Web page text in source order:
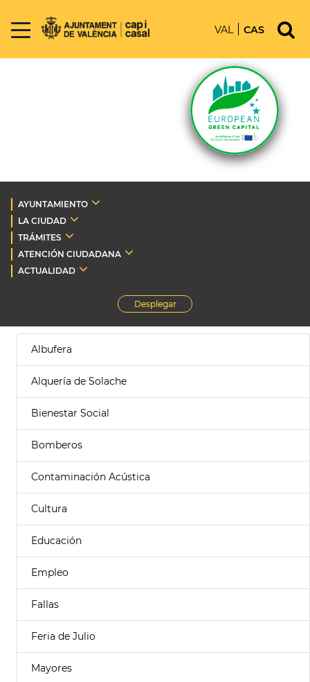
VAL CAS
AYUNTAMIENTO
LA CIUDAD
TRÁMITES
ATENCIÓN CIUDADANA
ACTUALIDAD
Desplegar
Albufera
Alquería de Solache
Bienestar Social
Bomberos
Contaminación Acústica
Cultura
Educación
Empleo
Fallas
Feria de Julio
Mayores